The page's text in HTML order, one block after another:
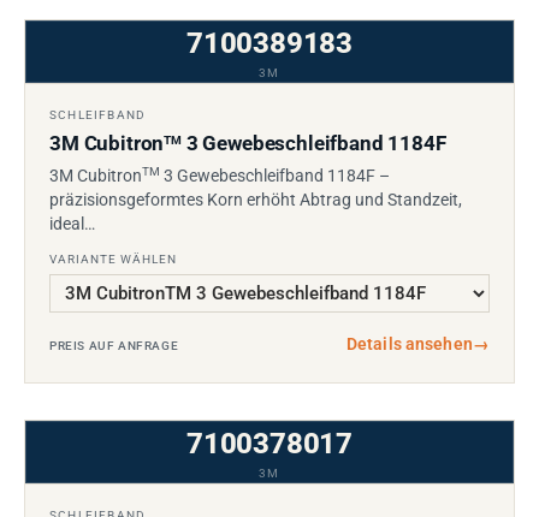
7100389183
3M
SCHLEIFBAND
3M CubitronTM3 Gewebeschleifband 1184F
3M CubitronTM 3 Gewebeschleifband 1184F –
präzisionsgeformtes Korn erhöht Abtrag und Standzeit,
ideal…
VARIANTE WÄHLEN
PREIS AUF ANFRAGE Details ansehen→
7100378017
3M